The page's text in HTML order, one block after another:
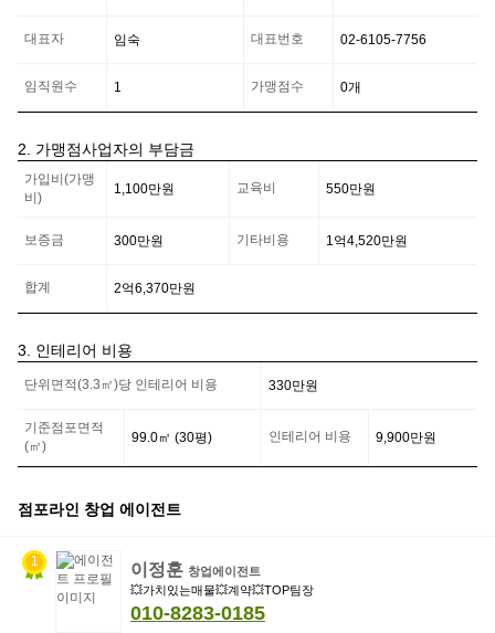
대표자 임숙 대표번호 02-6105-7756
임직원수 1 가맹점수 0개
2. 가맹점사업자의 부담금
맹
업
의
정
가입비(가맹
비)
1,100만원 교육비 550만원
보증금 300만원 기타비용 1억4,520만원
합계 2억6,370만원
3. 인테리어 비용
테
어
비
용
보
단위면적(3.3㎡)당 인테리어 비용 330만원
기준점포면적
(㎡)
99.0㎡ (30평) 인테리어 비용 9,900만원
점포라인 창업 에이전트
1 이정훈 창업에이전트
💥가치있는매물💥계약💥TOP팀장
010-8283-0185